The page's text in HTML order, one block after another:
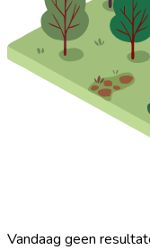
Vandaag geen